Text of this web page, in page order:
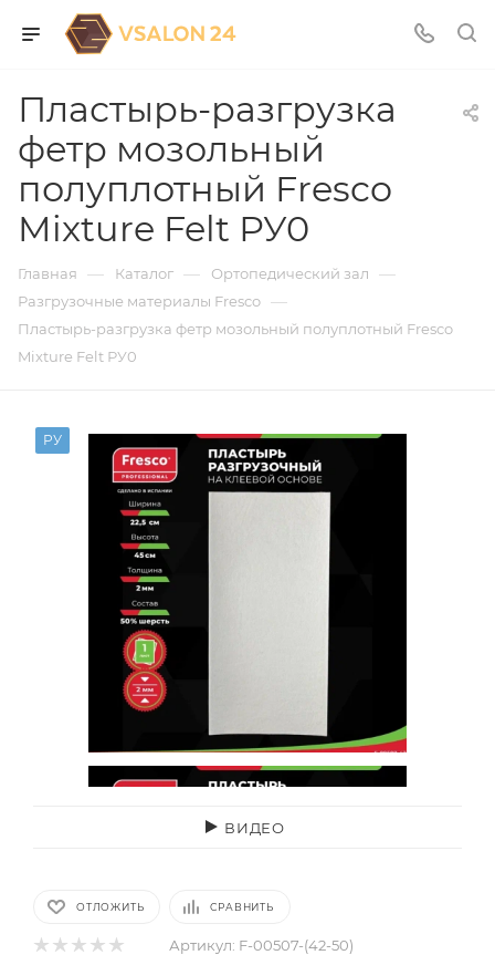
Пластырь-разгрузка
фетр мозольный
полуплотный Fresco
Mixture Felt РУ0
Главная — Каталог — Ортопедический зал —
Разгрузочные материалы Fresco —
Пластырь-разгрузка фетр мозольный полуплотный Fresco
Mixture Felt РУ0
РУ
ВИДЕО
ОТЛОЖИТЬ СРАВНИТЬ
Артикул: F-00507-(42-50)